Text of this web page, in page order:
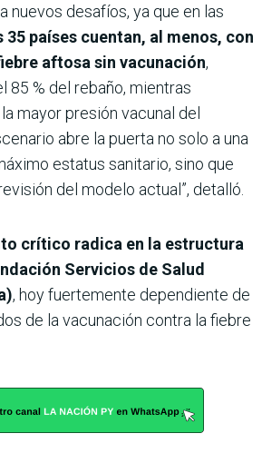
nuevos desafíos, ya que en las
35 países cuentan, al menos, con
aftosa sin vacunación,
85 % del rebaño, mientras
mayor presión vacunal del
abre la puerta no solo a una
estatus sanitario, sino que
del modelo actual”, detalló.
crítico radica en la estructura
Servicios de Salud
, hoy fuertemente dependiente de
de la vacunación contra la fiebre